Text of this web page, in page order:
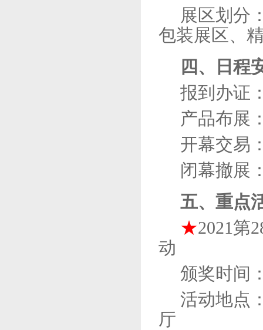
展区划分
包装展区、
四、日程
报到办证
产品布展
开幕交易
闭幕撤展
五、重点
★2021第
动
颁奖时间
活动地点
厅